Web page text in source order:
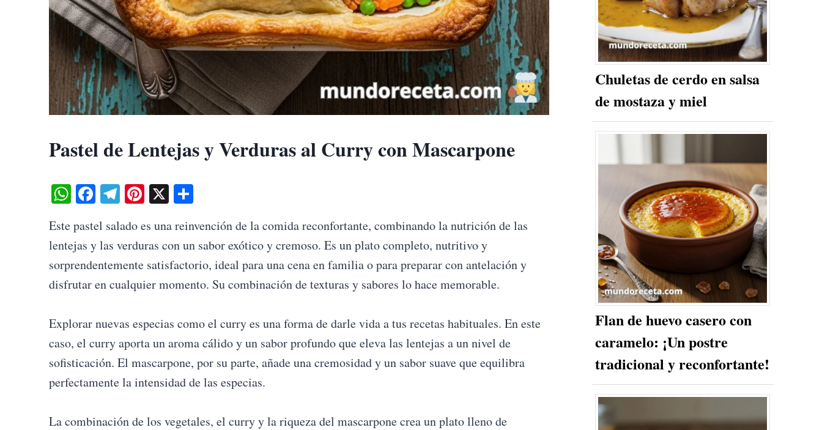
Pastel de Lentejas y Verduras al Curry con Mascarpone
W
ha
ts
A
pp
Fa
ce
bo
ok
Te
le
gr
a
m
Pi
nt
er
es
t
X
re
Este pastel salado es una reinvención de la comida reconfortante, combinando la nutrición de las
lentejas y las verduras con un sabor exótico y cremoso. Es un plato completo, nutritivo y
sorprendentemente satisfactorio, ideal para una cena en familia o para preparar con antelación y
disfrutar en cualquier momento. Su combinación de texturas y sabores lo hace memorable.
Explorar nuevas especias como el curry es una forma de darle vida a tus recetas habituales. En este
caso, el curry aporta un aroma cálido y un sabor profundo que eleva las lentejas a un nivel de
sofisticación. El mascarpone, por su parte, añade una cremosidad y un sabor suave que equilibra
perfectamente la intensidad de las especias.
La combinación de los vegetales, el curry y la riqueza del mascarpone crea un plato lleno de
Chuletas de cerdo en salsa
de mostaza y miel
Flan de huevo casero con
caramelo: ¡Un postre
tradicional y reconfortante!